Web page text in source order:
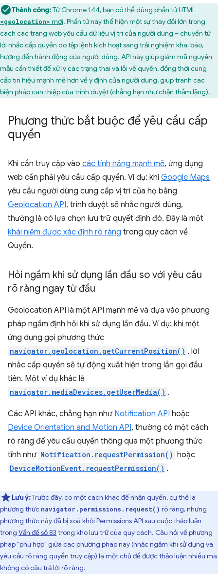
Thành công:Từ Chrome 144, bạn có thể dùng phần tử HTML
<geolocation> mới. Phần tử này thể hiện một sự thay đổi lớn trong
cách các trang web yêu cầu dữ liệu vị trí của người dùng – chuyển từ
lời nhắc cấp quyền do tập lệnh kích hoạt sang trải nghiệm khai báo,
hướng đến hành động của người dùng. API này giúp giảm mã nguyên
mẫu cần thiết để xử lý các trạng thái và lỗi về quyền, đồng thời cung
cấp tín hiệu mạnh mẽ hơn về ý định của người dùng, giúp tránh các
biện pháp can thiệp của trình duyệt (chẳng hạn như chặn thầm lặng).
Phương thức bắt buộc để yêu cầu cấp
quyền
Khi cần truy cập vào các tính năng mạnh mẽ, ứng dụng
web cần phải yêu cầu cấp quyền. Ví dụ: khi Google Maps
yêu cầu người dùng cung cấp vị trí của họ bằng
Geolocation API, trình duyệt sẽ nhắc người dùng,
thường là có lựa chọn lưu trữ quyết định đó. Đây là một
khái niệm được xác định rõ ràng trong quy cách về
Quyền.
Hỏi ngầm khi sử dụng lần đầu so với yêu cầu
rõ ràng ngay từ đầu
Geolocation API là một API mạnh mẽ và dựa vào phương
pháp ngầm định hỏi khi sử dụng lần đầu. Ví dụ: khi một
ứng dụng gọi phương thức
navigator.geolocation.getCurrentPosition() , lời
nhắc cấp quyền sẽ tự động xuất hiện trong lần gọi đầu
tiên. Một ví dụ khác là
navigator.mediaDevices.getUserMedia() .
Các API khác, chẳng hạn như Notification API hoặc
Device Orientation and Motion API, thường có một cách
rõ ràng để yêu cầu quyền thông qua một phương thức
tĩnh như Notification.requestPermission() hoặc
DeviceMotionEvent.requestPermission() .
Lưu ý:Trước đây, có một cách khác để nhận quyền, cụ thể là
phương thức navigator.permissions.request() rõ ràng, nhưng
phương thức này đã bị xoá khỏi Permissions API sau cuộc thảo luận
trong Vấn đề số 83 trong kho lưu trữ của quy cách. Câu hỏi về phương
pháp "phù hợp" giữa các phương pháp này (nhắc ngầm khi sử dụng và
yêu cầu rõ ràng quyền truy cập) là một chủ đề được thảo luận nhiều mà
không có câu trả lời rõ ràng.